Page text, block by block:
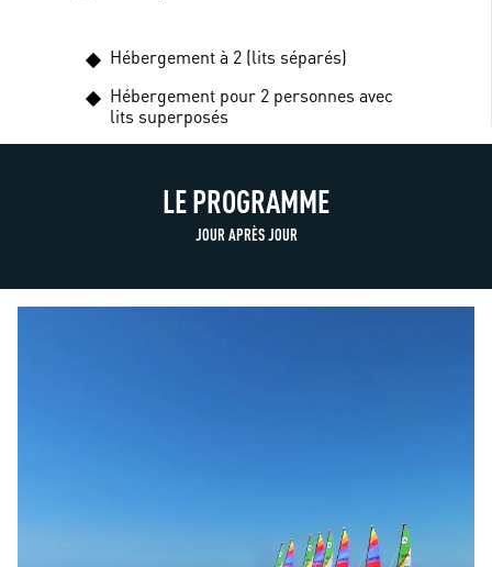
Hébergement à 2 (lits séparés)
Hébergement pour 2 personnes avec
lits superposés
LE PROGRAMME
JOUR APRÈS JOUR